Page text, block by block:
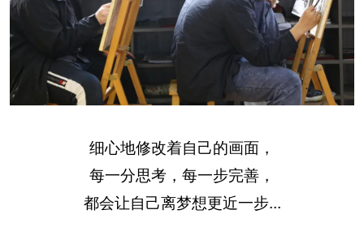
细心地修改着自己的画面，
每一分思考，每一步完善，
都会让自己离梦想更近一步...